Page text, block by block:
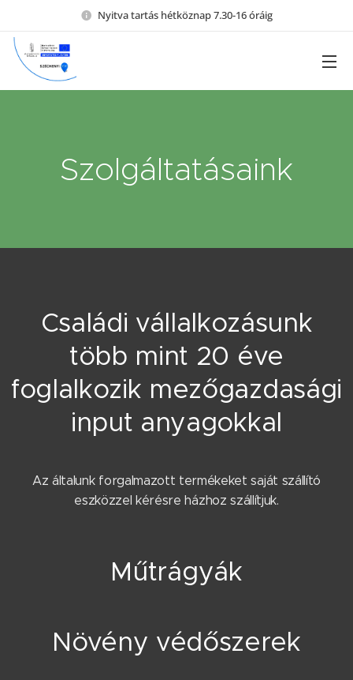
Nyitva tartás hétköznap 7.30-16 óráig
Szolgáltatásaink
Családi vállalkozásunk
több mint 20 éve
foglalkozik mezőgazdasági
input anyagokkal
Az általunk forgalmazott termékeket saját szállító
eszközzel kérésre házhoz szállítjuk.
Műtrágyák
Növény védőszerek